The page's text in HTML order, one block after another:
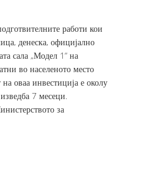
работи кои
денеска, официјално
сала „Модел 1“ на
во населеното место
оваа инвестиција е околу
7 месеци.
за